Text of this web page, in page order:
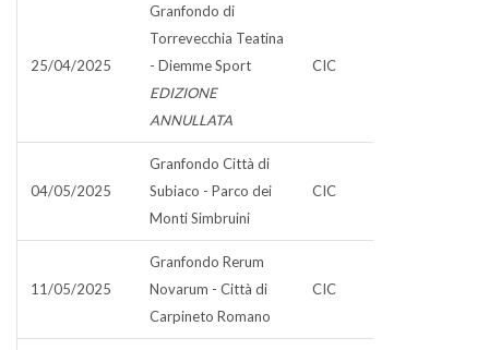
25/04/2025
Granfondo di
Torrevecchia Teatina
- Diemme Sport
EDIZIONE
ANNULLATA
CIC
04/05/2025
Granfondo Città di
Subiaco - Parco dei
Monti Simbruini
CIC
11/05/2025
Granfondo Rerum
Novarum - Città di
Carpineto Romano
CIC